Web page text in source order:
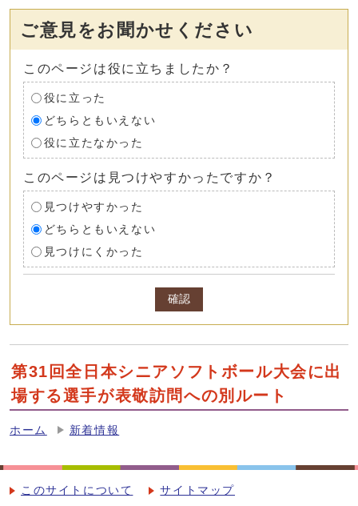
ご意見をお聞かせください
このページは役に立ちましたか？
役に立った
どちらともいえない
役に立たなかった
このページは見つけやすかったですか？
見つけやすかった
どちらともいえない
見つけにくかった
確認
第31回全日本シニアソフトボール大会に出
場する選手が表敬訪問への別ルート
ホーム 新着情報
このサイトについて サイトマップ